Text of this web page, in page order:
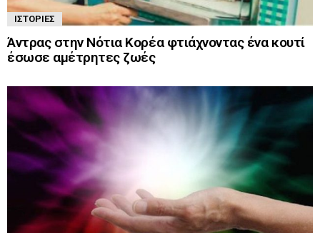
ΙΣΤΟΡΊΕΣ
Άντρας στην Νότια Κορέα φτιάχνοντας ένα κουτί
έσωσε αμέτρητες ζωές